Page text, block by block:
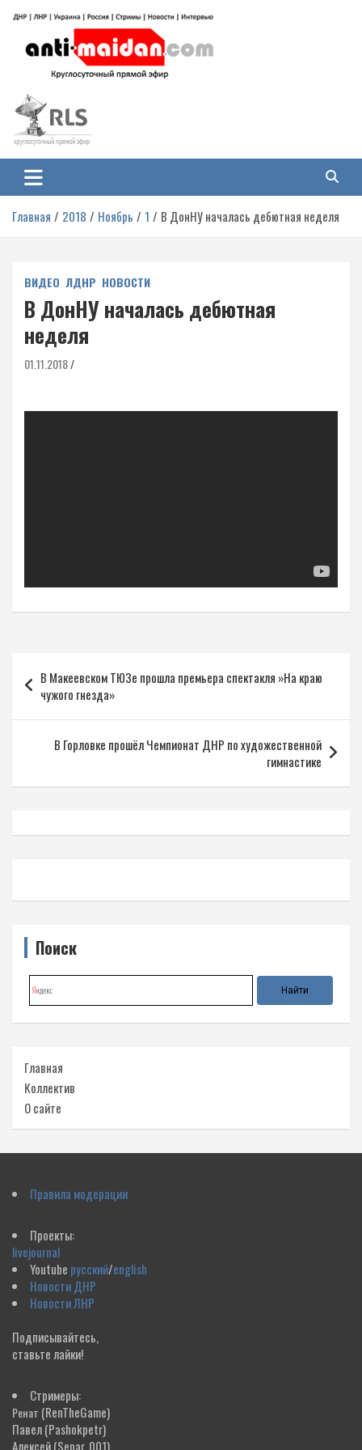
содержимому
Антимайдан: Гражданская война
на Украине
гражданской войне на Украине, включая события в Новороссии, ДНР,
ЛНР и других регионах.
Главная 2018 Ноябрь 1 В ДонНУ началась дебютная неделя
ВИДЕО ЛДНР НОВОСТИ
В ДонНУ началась дебютная
неделя
01.11.2018
по
записям
В Макеевском ТЮЗе прошла премьера спектакля »На краю
чужого гнезда»
В Горловке прошёл Чемпионат ДНР по художественной
гимнастике
Поиск
Главная
Коллектив
О сайте
Правила модерации
Проекты:
livejournal
Youtube русский/english
Новости ДНР
Новости ЛНР
Подписывайтесь,
ставьте лайки!
Стримеры:
Ренат (RenTheGame)
Павел(Pashokpetr)
Алексей(Separ_001)